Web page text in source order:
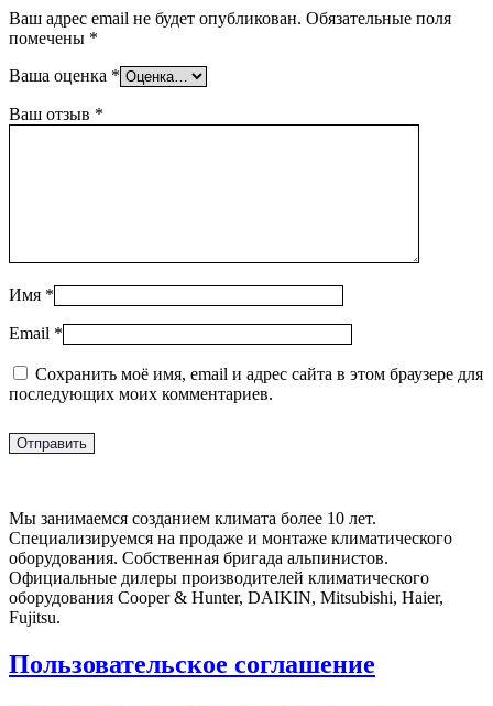
Ваш адрес email не будет опубликован. Обязательные поля
помечены *
Ваша оценка *
Ваш отзыв *
Имя *
Email *
Сохранить моё имя, email и адрес сайта в этом браузере для
последующих моих комментариев.
Мы занимаемся созданием климата более 10 лет.
Специализируемся на продаже и монтаже климатического
оборудования. Собственная бригада альпинистов.
Официальные дилеры производителей климатического
оборудования Cooper & Hunter, DAIKIN, Mitsubishi, Haier,
Fujitsu.
Пользовательское соглашение